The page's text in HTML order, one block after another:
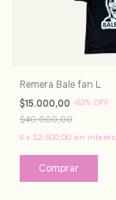
Remera Bale fan L
$15.000,00 -63% OFF
$40.000,00
6 x $2.500,00 sin interés